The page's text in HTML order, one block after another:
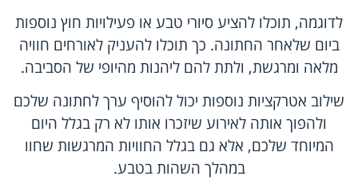
לדוגמה, תוכלו להציע סיורי טבע או פעילויות חוץ נוספות
ביום שלאחר החתונה. כך תוכלו להעניק לאורחים חוויה
מלאה ומרגשת, ולתת להם ליהנות מהיופי של הסביבה.
שילוב אטרקציות נוספות יכול להוסיף ערך לחתונה שלכם
ולהפוך אותה לאירוע שיזכרו אותו לא רק בגלל היום
המיוחד שלכם, אלא גם בגלל החוויות המרגשות שחוו
במהלך השהות בטבע.